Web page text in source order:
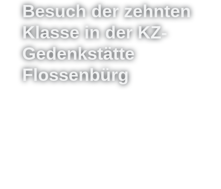
Besuch der zehnten
Klasse in der KZ-
Gedenkstätte
Flossenbürg